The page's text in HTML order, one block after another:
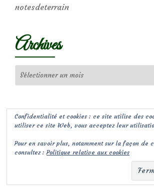
notesdeterrain
Archives
Confidentialité et cookies : ce site utilise des
utiliser ce site Web, vous acceptez leur
Pour en savoir plus, notamment sur la façon de
consultez :Politique relative aux cookies